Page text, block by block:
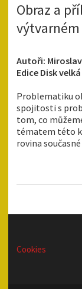
Obraz a
Autoři:
Edice Disk
Problematiku
spojitosti s
tom, co
tématem této
rovina
Cookies